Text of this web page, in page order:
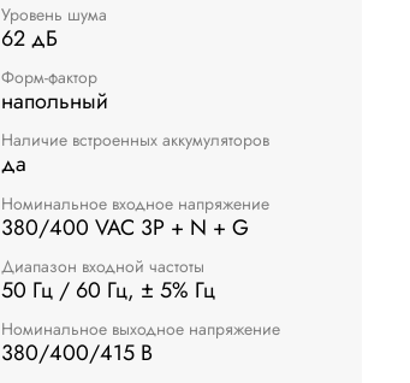
Уровень шума
62 дБ
Форм-фактор
напольный
Наличие встроенных аккумуляторов
да
Номинальное входное напряжение
380/400 VAC 3P + N + G
Диапазон входной частоты
50 Гц / 60 Гц, ± 5% Гц
Номинальное выходное напряжение
380/400/415 В